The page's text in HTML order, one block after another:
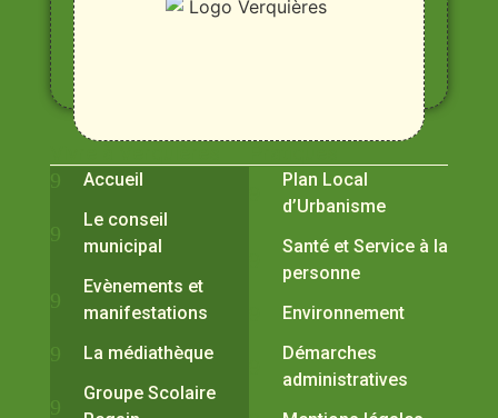
Rhône,
Alpilles
et
Durance
Accueil
Le conseil
municipal
Evènements et
manifestations
La médiathèque
Groupe Scolaire
Plan Local
d’Urbanisme
Santé et Service à la
personne
Environnement
Démarches
administratives